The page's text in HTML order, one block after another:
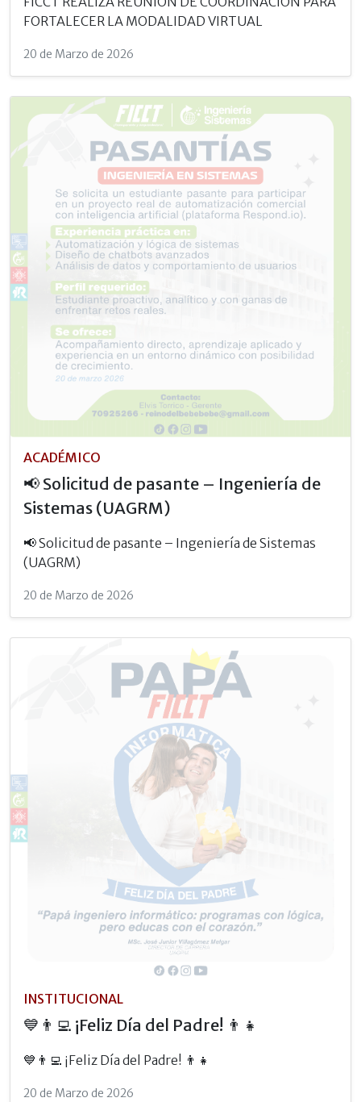
FORTALECER LA MODALIDAD VIRTUAL
20 de Marzo de 2026
ACADÉMICO
📢 Solicitud de pasante – Ingeniería de
Sistemas (UAGRM)
📢 Solicitud de pasante – Ingeniería de Sistemas
(UAGRM)
20 de Marzo de 2026
INSTITUCIONAL
💙👨‍💻 ¡Feliz Día del Padre! 👨‍👧
💙👨‍💻 ¡Feliz Día del Padre! 👨‍👧
20 de Marzo de 2026